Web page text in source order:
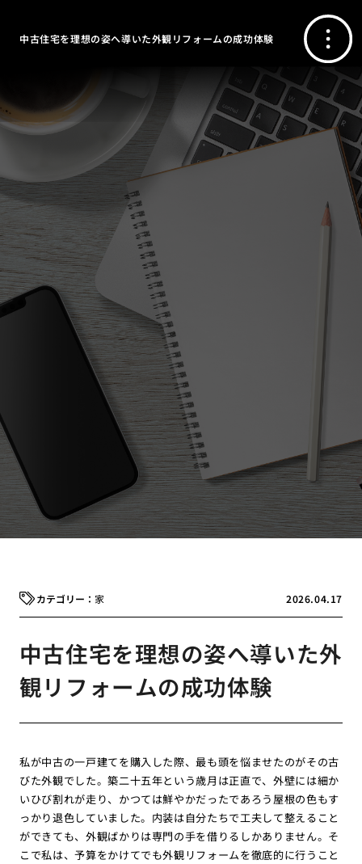
中古住宅を理想の姿へ導いた外観リフォームの成功体験
2026.04.17
家
中古住宅を理想の姿へ導いた外
観リフォームの成功体験
私が中古の一戸建てを購入した際、最も頭を悩ませたのがその古
びた外観でした。築二十五年という歳月は正直で、外壁には細か
いひび割れが走り、かつては鮮やかだったであろう屋根の色もす
っかり退色していました。内装は自分たちで工夫して整えること
ができても、外観ばかりは専門の手を借りるしかありません。そ
こで私は、予算をかけてでも外観リフォームを徹底的に行うこと